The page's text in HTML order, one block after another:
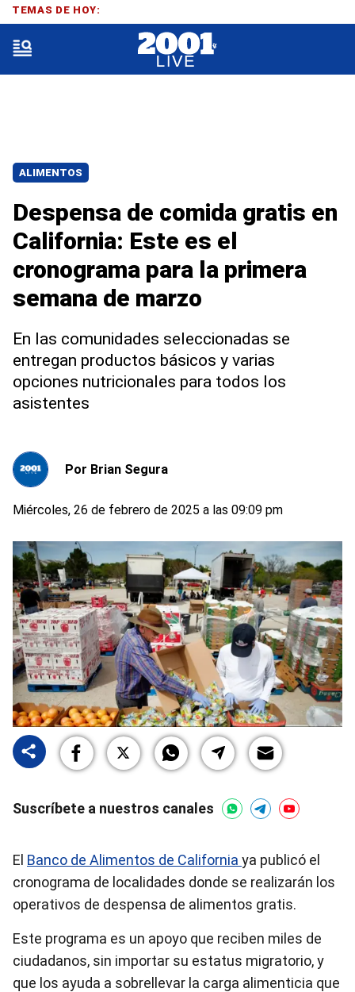
ALIMENTOS
Despensa de comida gratis en
California: Este es el
cronograma para la primera
semana de marzo
En las comunidades seleccionadas se
entregan productos básicos y varias
opciones nutricionales para todos los
asistentes
Por Brian Segura
Miércoles, 26 de febrero de 2025 a las 09:09 pm
Suscríbete a nuestros canales
El Banco de Alimentos de California ya publicó el
cronograma de localidades donde se realizarán los
operativos de despensa de alimentos gratis.
Este programa es un apoyo que reciben miles de
ciudadanos, sin importar su estatus migratorio, y
que los ayuda a sobrellevar la carga alimenticia que
TEMAS DE HOY: